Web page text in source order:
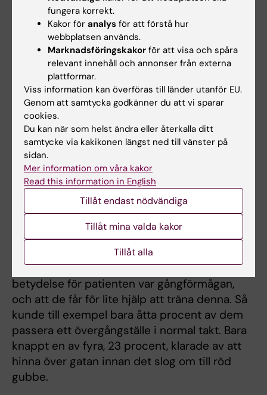
En annan stor patientgrupp gäller dem som
insjuknat i MS. I Stockholm finns cirka 2 000
personer med denna diagnos. MS är en
kronisk sjukdom där nervvävnaden förstörs
och leder till gång- och balansrubbningar och
senare förlamningar, stark trötthet och
kognitiva problem. Snittåldern för insjuknande
är 30 år. Lotta Widén Holmqvist och hennes
forskarkolleger har gjort flera studier där de
bland annat kartlagt patienterna i deras
hemmiljö. Närmare 200 patienter valdes ut
slumpmässigt och i stället för att skicka ut en
enkät gjorde forskarna hembesök hos var och
en.
- Vi får mycket större kunskap om patienten
när vi möter denne i sin hemmiljö. Vi
upptäckte att den faktor som hade allra störst
betydelse för patienten var gångförmågan,
och att de får för lite hjälp att träna denna. Så
kunde till exempel bara åtta procent av dem
passera ett övergångställe i normal takt. Bara
knappt en av fyra, 23 procent, klarade av att
hinna över gatan innan det slog om till röd
gubbe.
fungera korrekt.
Kakor för analys för att förstå hur
webbplatsen används.
Marknadsföringskakor för att visa och spåra
relevant innehåll och annonser från externa
plattformar.
Viss information kan överföras till länder utanför EU.
Genom att samtycka godkänner du att vi sparar
cookies.
Du kan när som helst ändra eller återkalla ditt
samtycke via kakikonen längst ned till vänster på
sidan.
Mer information om våra kakor
Read this information in English
Tillåt endast nödvändiga
Tillåt mina valda kakor
Tillåt alla